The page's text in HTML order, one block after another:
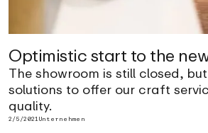
Optimistic start to the
The showroom is still closed,
solutions to offer our craft
quality.
2/5/2021Unternehmen